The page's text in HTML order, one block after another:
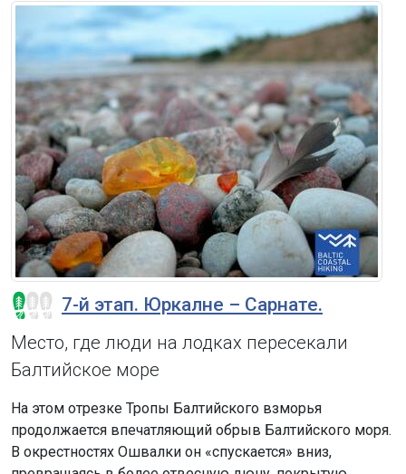
7-й этап. Юркалне – Сарнате.
Место, где люди на лодках пересекали
Балтийское море
На этом отрезке Тропы Балтийского взморья
продолжается впечатляющий обрыв Балтийского моря.
В окрестностях Ошвалки он «спускается» вниз,